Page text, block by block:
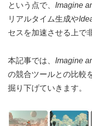
という点で、 Imagine
リアルタイム生成や
セスを加速させる上で
本記事では、 Imagine
の競合ツールとの比較
掘り下げていきます。